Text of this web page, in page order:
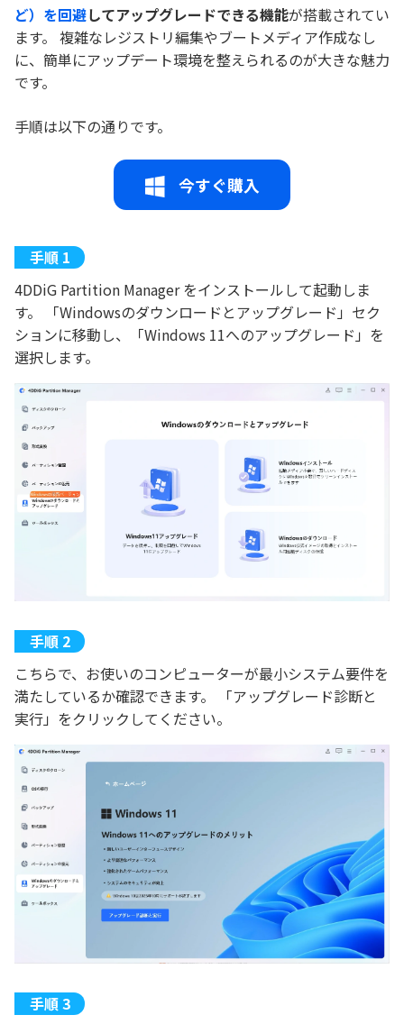
ど）を回避してアップグレードできる機能が搭載されてい
ます。 複雑なレジストリ編集やブートメディア作成なし
に、簡単にアップデート環境を整えられるのが大きな魅力
です。
手順は以下の通りです。
今すぐ購入
4DDiG Partition Manager をインストールして起動しま
す。 「Windowsのダウンロードとアップグレード」セク
ションに移動し、「Windows 11へのアップグレード」を
選択します。
こちらで、お使いのコンピューターが最小システム要件を
満たしているか確認できます。 「アップグレード診断と
実行」をクリックしてください。